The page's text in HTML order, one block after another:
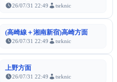
26/07/31 22:49 tsrknic
(高崎線＋湘南新宿)高崎方面
26/07/31 22:49 tsrknic
上野方面
26/07/31 22:49 tsrknic